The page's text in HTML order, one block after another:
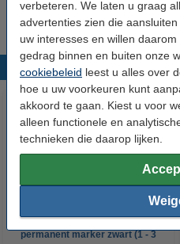
verbeteren. We laten u graag
advertenties zien die aansluiten
uw interesses en willen
gedrag binnen en buiten onze
cookiebeleid leest u alles over
hoe u uw voorkeuren kunt
akkoord te gaan. Kiest u voor
alleen functionele en
technieken die daarop lijken.
Populaire
Aanbieding: 10x 123inkt
permanent marker zwart (1 - 3